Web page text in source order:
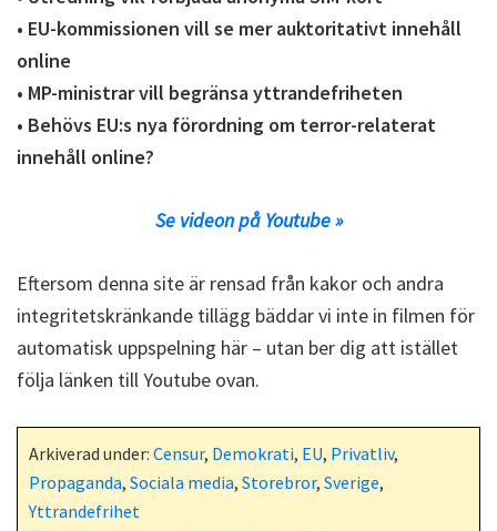
• EU-kommissionen vill se mer auktoritativt innehåll
online
• MP-ministrar vill begränsa yttrandefriheten
• Behövs EU:s nya förordning om terror-relaterat
innehåll online?
Se videon på Youtube »
Eftersom denna site är rensad från kakor och andra
integritetskränkande tillägg bäddar vi inte in filmen för
automatisk uppspelning här – utan ber dig att istället
följa länken till Youtube ovan.
Arkiverad under: Censur, Demokrati, EU, Privatliv,
Propaganda, Sociala media, Storebror, Sverige,
Yttrandefrihet